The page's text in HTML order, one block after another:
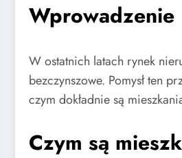
Wprowadzenie
W ostatnich latach rynek
bezczynszowe. Pomysł ten
czym dokładnie są
Czym są